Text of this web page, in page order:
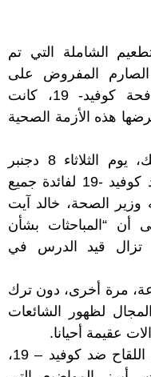
الشاملة التي تم
الصارم المفروض على
المواطنين، وإحداث صندوق مكافحة كوفيد- 19، كانت
هذه الأزمة الصحية
آخر قرار قوي اتخذه جلالة الملك، يوم الثلاثاء 8 دجنبر
الجاري، يتعلق باللقاح المجاني ضد كوفيد -19 لفائدة جميع
وزير الصحة، خالد آيت
أن “المباحثات بشأن
اللقاح ضد كوفيد 19 لا تزال قيد الدرس في
مرة أخرى، دون ترك
لظهور الشائعات
عقيمة أحيانا.
شكل القرار الملكي بشأن مجانية اللقاح ضد كوفيد – 19،